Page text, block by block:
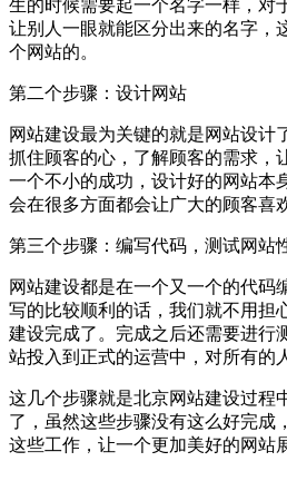
生的时候需要起一个名字一样，对
让别人一眼就能区分出来的名字，
个网站的。
第二个步骤：设计网站
网站建设最为关键的就是网站设计
抓住顾客的心，了解顾客的需求，
一个不小的成功，设计好的网站本
会在很多方面都会让广大的顾客喜
第三个步骤：编写代码，测试网站
网站建设都是在一个又一个的代码
写的比较顺利的话，我们就不用担
建设完成了。完成之后还需要进行
站投入到正式的运营中，对所有的
这几个步骤就是北京网站建设过程
了，虽然这些步骤没有这么好完成
这些工作，让一个更加美好的网站